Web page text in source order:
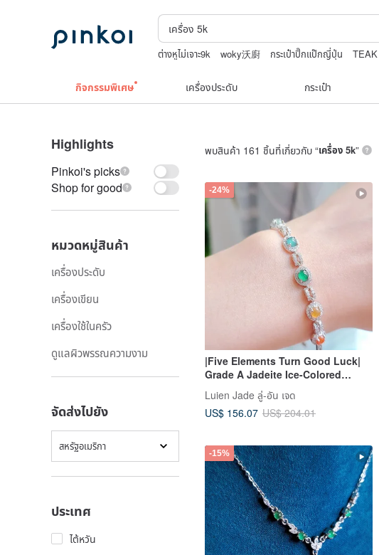
ต่างหูไม่เจาะ9k woky沃廚 กระเป๋าปิ๊กแป๊กญี่ปุ่น
กิจกรรมพิเศษ เครื่องประดับ กระเป๋า
Highlights
Pinkoi's picks
Shop for good
หมวดหมู่สินค้า
เครื่องประดับ
เครื่องเขียน
เครื่องใช้ในครัว
ดูแลผิวพรรณความงาม
จัดส่งไปยัง
สหรัฐอเมริกา
ประเทศ
ไต้หวัน
พบสินค้า 161 ชิ้นที่เกี่ยวกับ “เครื่อง 5k”
-24%
|Five Elements Turn Good Luck|
Grade A Jadeite Ice-Colored
Rainbow Egg-Shaped Cabochon
5mm Sterling Silver Plated 18K
Lavishly Set Bracelet
Luien Jade ลู่-อัน เจด
US$ 156.07 US$ 204.01
-15%